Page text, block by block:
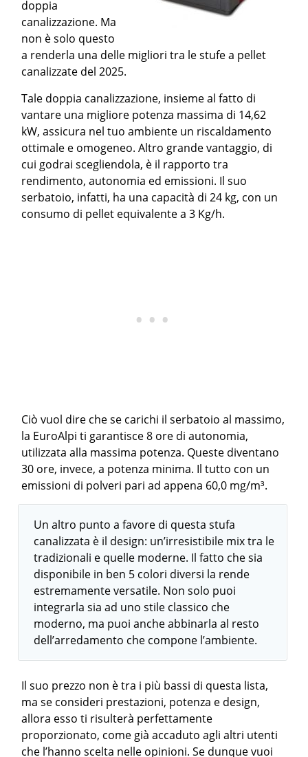
doppia
canalizzazione. Ma
non è solo questo
a renderla una delle migliori tra le stufe a pellet
canalizzate del 2025.
Tale doppia canalizzazione, insieme al fatto di
vantare una migliore potenza massima di 14,62
kW, assicura nel tuo ambiente un riscaldamento
ottimale e omogeneo. Altro grande vantaggio, di
cui godrai scegliendola, è il rapporto tra
rendimento, autonomia ed emissioni. Il suo
serbatoio, infatti, ha una capacità di 24 kg, con un
consumo di pellet equivalente a 3 Kg/h.
Ciò vuol dire che se carichi il serbatoio al massimo,
la EuroAlpi ti garantisce 8 ore di autonomia,
utilizzata alla massima potenza. Queste diventano
30 ore, invece, a potenza minima. Il tutto con un
emissioni di polveri pari ad appena 60,0 mg/m³.
Un altro punto a favore di questa stufa
canalizzata è il design: un’irresistibile mix tra le
tradizionali e quelle moderne. Il fatto che sia
disponibile in ben 5 colori diversi la rende
estremamente versatile. Non solo puoi
integrarla sia ad uno stile classico che
moderno, ma puoi anche abbinarla al resto
dell’arredamento che compone l’ambiente.
Il suo prezzo non è tra i più bassi di questa lista,
ma se consideri prestazioni, potenza e design,
allora esso ti risulterà perfettamente
proporzionato, come già accaduto agli altri utenti
che l’hanno scelta nelle opinioni. Se dunque vuoi